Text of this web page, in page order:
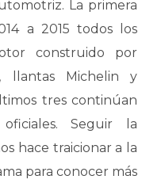
La primera
a 2015 todos los
construido por
llantas Michelin y
tres continúan
oficiales. Seguir la
hace traicionar a la
para conocer más